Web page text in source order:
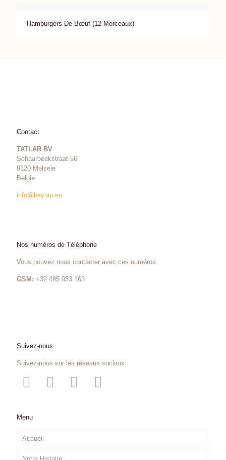
Hamburgers De Bœuf (12 Morceaux)
Contact
TATLAR BV
Schaarbeekstraat 56
9120 Melsele
Belgie
info@beynur.eu
Nos numéros de Téléphone
Vous pouvez nous contacter avec ces numéros:
GSM: +32 485 053 163
Suivez-nous
Suivez-nous sur les réseaux sociaux:
Menu
Accueil